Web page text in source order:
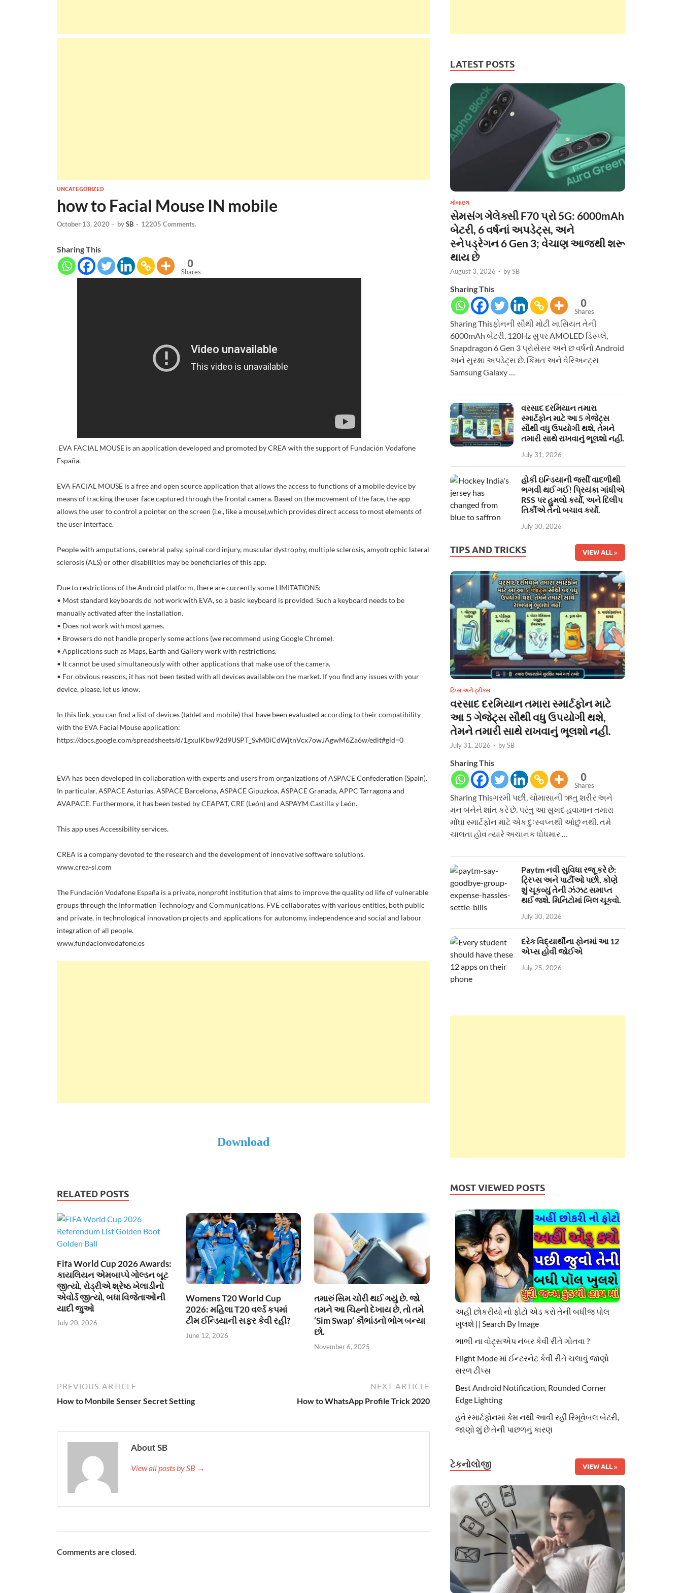
UNCATEGORIZED
how to Facial Mouse IN mobile
October 13, 2020 - bySB - 12205 Comments.
Sharing This
0
Shares
EVA FACIAL MOUSE is an application developed and promoted by CREA with the support of Fundación Vodafone
España.
EVA FACIAL MOUSE is a free and open source application that allows the access to functions of a mobile device by
means of tracking the user face captured through the frontal camera. Based on the movement of the face, the app
allows the user to control a pointer on the screen (i.e., like a mouse),which provides direct access to most elements of
the user interface.
People with amputations, cerebral palsy, spinal cord injury, muscular dystrophy, multiple sclerosis, amyotrophic lateral
sclerosis (ALS) or other disabilities may be beneficiaries of this app.
Due to restrictions of the Android platform, there are currently some LIMITATIONS:
• Most standard keyboards do not work with EVA, so a basic keyboard is provided. Such a keyboard needs to be
manually activated after the installation.
• Does not work with most games.
• Browsers do not handle properly some actions (we recommend using Google Chrome).
• Applications such as Maps, Earth and Gallery work with restrictions.
• It cannot be used simultaneously with other applications that make use of the camera.
• For obvious reasons, it has not been tested with all devices available on the market. If you find any issues with your
device, please, let us know.
In this link, you can find a list of devices (tablet and mobile) that have been evaluated according to their compatibility
with the EVA Facial Mouse application:
https://docs.google.com/spreadsheets/d/1gxuIKbw92d9USPT_SvM0iCdWjtnVcx7owJAgwM6Za6w/edit#gid=0
EVA has been developed in collaboration with experts and users from organizations of ASPACE Confederation (Spain).
In particular, ASPACE Asturias, ASPACE Barcelona, ASPACE Gipuzkoa, ASPACE Granada, APPC Tarragona and
AVAPACE. Furthermore, it has been tested by CEAPAT, CRE (León) and ASPAYM Castilla y León.
This app uses Accessibility services.
CREA is a company devoted to the research and the development of innovative software solutions.
www.crea-si.com
The Fundación Vodafone España is a private, nonprofit institution that aims to improve the quality od life of vulnerable
groups through the Information Technology and Communications. FVE collaborates with various entities, both public
and private, in technological innovation projects and applications for autonomy, independence and social and labour
integration of all people.
www.fundacionvodafone.es
Download
RELATED POSTS
Fifa World Cup 2026 Awards:
કાયલિયન એમબાપ્પે ગોલ્ડન બૂટ
જીત્યો, રોડ્રીએ શ્રેષ્ઠ ખેલાડીનો
એવોર્ડ જીત્યો, બધા વિજેતાઓની
યાદી જુઓ
July 20, 2026
Womens T20 World Cup
2026: મહિલા T20 વર્લ્ડ કપમાં
ટીમ ઈન્ડિયાની સફર કેવી રહી?
June 12, 2026
તમારું સિમ ચોરી થઈ ગયું છે. જો
તમને આ ચિહ્નો દેખાય છે, તો તમે
‘Sim Swap’ કૌભાંડનો ભોગ બન્યા
છો.
November 6, 2025
PREVIOUS ARTICLE
How to Monbile Senser Secret Setting
NEXT ARTICLE
How to WhatsApp Profile Trick 2020
About SB
View all posts by SB →
Comments are closed.
LATEST POSTS
મોબાઇલ
સેમસંગ ગેલેક્સી F70 પ્રો 5G: 6000mAh
બેટરી, 6 વર્ષનાં અપડેટ્સ, અને
સ્નેપડ્રેગન 6 Gen 3; વેચાણ આજથી શરૂ
થાય છે
August 3, 2026 - bySB
Sharing This
0
Shares
Sharing Thisફોનની સૌથી મોટી ખાસિયત તેની
6000mAh બેટરી, 120Hz સુપર AMOLED ડિસ્પ્લે,
Snapdragon 6 Gen 3 પ્રોસેસર અને છ વર્ષનો Android
અને સુરક્ષા અપડેટ્સ છે. કિંમત અને વેરિઅન્ટ્સ
Samsung Galaxy …
વરસાદ દરમિયાન તમારા
સ્માર્ટફોન માટે આ 5 ગેજેટ્સ
સૌથી વધુ ઉપયોગી થશે, તેમને
તમારી સાથે રાખવાનું ભૂલશો નહીં.
July 31, 2026
હોકી ઇન્ડિયાની જર્સી વાદળીથી
ભગવી થઈ ગઈ! પ્રિયંકા ગાંધીએ
RSS પર હુમલો કર્યો, અને દિલીપ
તિર્કીએ તેનો બચાવ કર્યો.
July 30, 2026
TIPS AND TRICKS VIEW ALL
ટિપ્સ અને ટ્રીક્સ
વરસાદ દરમિયાન તમારા સ્માર્ટફોન માટે
આ 5 ગેજેટ્સ સૌથી વધુ ઉપયોગી થશે,
તેમને તમારી સાથે રાખવાનું ભૂલશો નહીં.
July 31, 2026 - bySB
Sharing This
0
Shares
Sharing Thisગરમી પછી, ચોમાસાની ઋતુ શરીર અને
મન બંનેને શાંત કરે છે. પરંતુ આ સુખદ હવામાન તમારા
મોંઘા સ્માર્ટફોન માટે એક દુઃસ્વપ્નથી ઓછું નથી. તમે
ચાલતા હોવ ત્યારે અચાનક ધોધમાર …
Paytm નવી સુવિધા રજૂ કરે છે:
ટ્રિપ્સ અને પાર્ટીઓ પછી, કોણે
શું ચૂકવ્યું તેની ઝંઝટ સમાપ્ત
થઈ જશે. મિનિટોમાં બિલ ચૂકવો.
July 30, 2026
દરેક વિદ્યાર્થીના ફોનમાં આ 12
એપ્સ હોવી જોઈએ
July 25, 2026
MOST VIEWED POSTS
અહી છોકરીયો નો ફોટો એડ કરો તેની બધીજ પોલ
ખુલશે || Search By Image
ભાભી ના વોટ્સએપ નંબર કેવી રીતે ગોતવા ?
Flight Mode માં ઈન્ટરનેટ કેવી રીતે ચલાવું જાણો
સરળ ટીપ્સ
Best Android Notification, Rounded Corner
Edge Lighting
હવે સ્માર્ટફોનમાં કેમ નથી આવી રહી રિમૂવેબલ બેટરી,
જાણો શું છે તેની પાછળનું કારણ
ટેકનોલોજી VIEW ALL